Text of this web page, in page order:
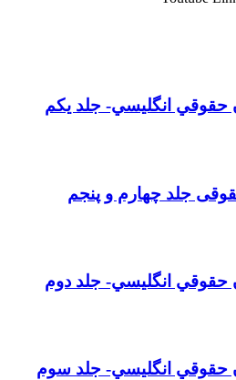
حقوقي انگليسي- جلد يكم
جلد چهارم و پنجم
حقوقي انگليسي- جلد دوم
حقوقي انگليسي- جلد سوم